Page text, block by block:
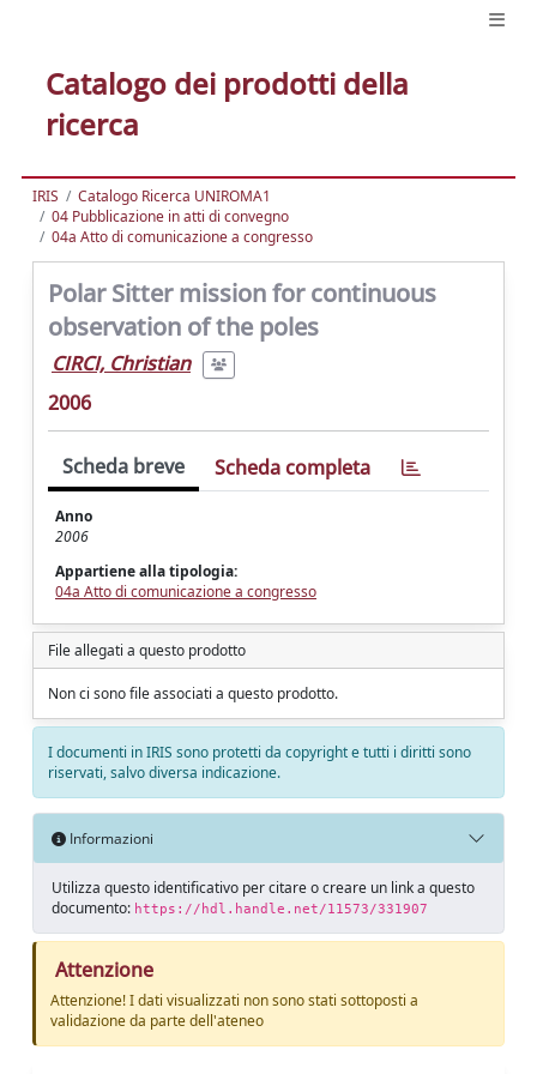
Catalogo dei prodotti della
ricerca
IRIS
Catalogo Ricerca UNIROMA1
04 Pubblicazione in atti di convegno
04a Atto di comunicazione a congresso
Polar Sitter mission for continuous
observation of the poles
CIRCI, Christian
2006
Scheda breve Scheda completa
Anno
2006
Appartiene alla tipologia:
04a Atto di comunicazione a congresso
File allegati a questo prodotto
Non ci sono file associati a questo prodotto.
I documenti in IRIS sono protetti da copyright e tutti i diritti sono
riservati, salvo diversa indicazione.
Informazioni
Utilizza questo identificativo per citare o creare un link a questo
documento: https://hdl.handle.net/11573/331907
Attenzione
Attenzione! I dati visualizzati non sono stati sottoposti a
validazione da parte dell'ateneo